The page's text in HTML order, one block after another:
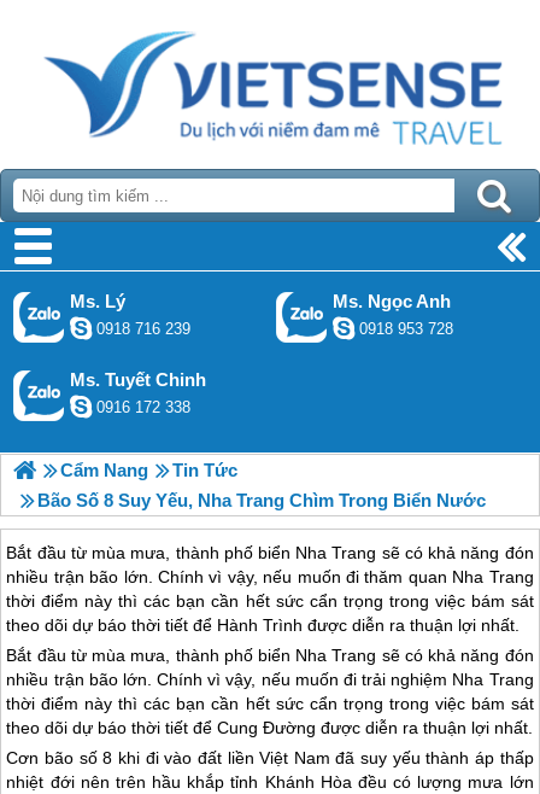
Ms. Lý
0918 716 239
Ms. Ngọc Anh
0918 953 728
Ms. Tuyết Chinh
0916 172 338
Cẩm Nang
Tin Tức
Bão Số 8 Suy Yếu, Nha Trang Chìm Trong Biển Nước
Bắt đầu từ mùa mưa, thành phố biển Nha Trang sẽ có khả năng đón
nhiều trận bão lớn. Chính vì vậy, nếu muốn đi thăm quan Nha Trang
thời điểm này thì các bạn cần hết sức cẩn trọng trong việc bám sát
theo dõi dự báo thời tiết để Hành Trình được diễn ra thuận lợi nhất.
Bắt đầu từ mùa mưa, thành phố biển Nha Trang sẽ có khả năng đón
nhiều trận bão lớn. Chính vì vậy, nếu muốn đi trải nghiệm Nha Trang
thời điểm này thì các bạn cần hết sức cẩn trọng trong việc bám sát
theo dõi dự báo thời tiết để Cung Đường được diễn ra thuận lợi nhất.
Cơn bão số 8 khi đi vào đất liền Việt Nam đã suy yếu thành áp thấp
nhiệt đới nên trên hầu khắp tỉnh Khánh Hòa đều có lượng mưa lớn